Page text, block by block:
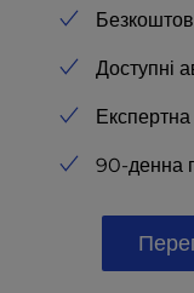
Доступні
90-денна